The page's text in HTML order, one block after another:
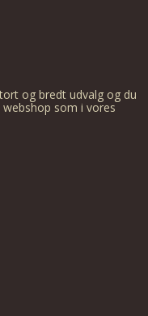
og bredt udvalg og du
som i vores